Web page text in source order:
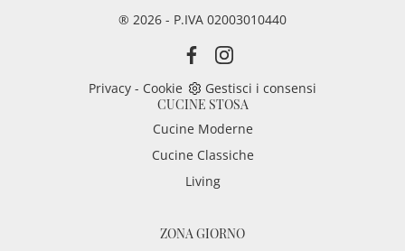
® 2026 - P.IVA 02003010440
Privacy - Cookie
Gestisci i consensi
CUCINE STOSA
Cucine Moderne
Cucine Classiche
Living
ZONA GIORNO